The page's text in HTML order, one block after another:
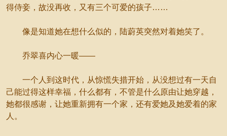
得侍妾，故没再收，又有三个可爱的孩子……
像是知道她在想什么似的，陆蔚英突然对着她笑了。
乔翠喜内心一暖——
一个人到这时代，从惊慌失措开始，从没想过有一天自
己能过得这样幸福，什么都有，不管是什么原由让她穿越，
她都很感谢，让她重新拥有一个家，还有爱她及她爱着的家
人。